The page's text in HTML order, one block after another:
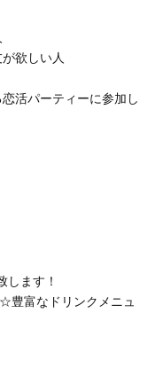
欲しい人
活パーティーに参加し
ます！
豊富なドリンクメニュ